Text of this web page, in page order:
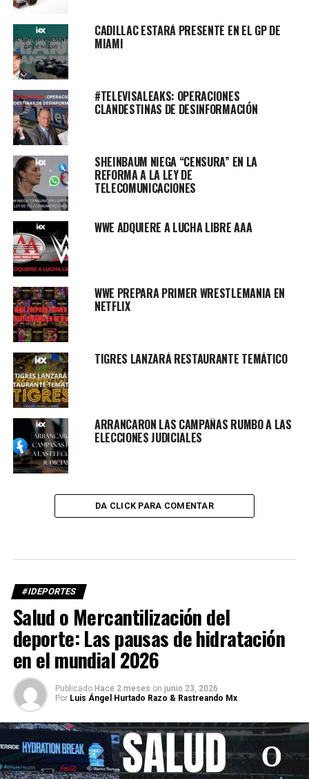
CADILLAC ESTARÁ PRESENTE EN EL GP DE
MIAMI
#TELEVISALEAKS: OPERACIONES
CLANDESTINAS DE DESINFORMACIÓN
SHEINBAUM NIEGA “CENSURA” EN LA
REFORMA A LA LEY DE
TELECOMUNICACIONES
WWE ADQUIERE A LUCHA LIBRE AAA
WWE PREPARA PRIMER WRESTLEMANIA EN
NETFLIX
TIGRES LANZARÁ RESTAURANTE TEMÁTICO
ARRANCARON LAS CAMPAÑAS RUMBO A LAS
ELECCIONES JUDICIALES
DA CLICK PARA COMENTAR
#IDEPORTES
Salud o Mercantilización del
deporte: Las pausas de hidratación
en el mundial 2026
Publicado Hace 2 meses on junio 23, 2026
Por Luis Ángel Hurtado Razo & Rastreando Mx